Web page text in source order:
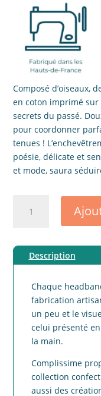
Composé d’oiseaux,
en coton imprimé
secrets du passé.
pour coordonner
tenues !
poésie, délicate et
et mode, saura
cotonDescription
Chaque
fabrication
un peu et le
celui présenté
la main.
Complissime
collection
aussi des